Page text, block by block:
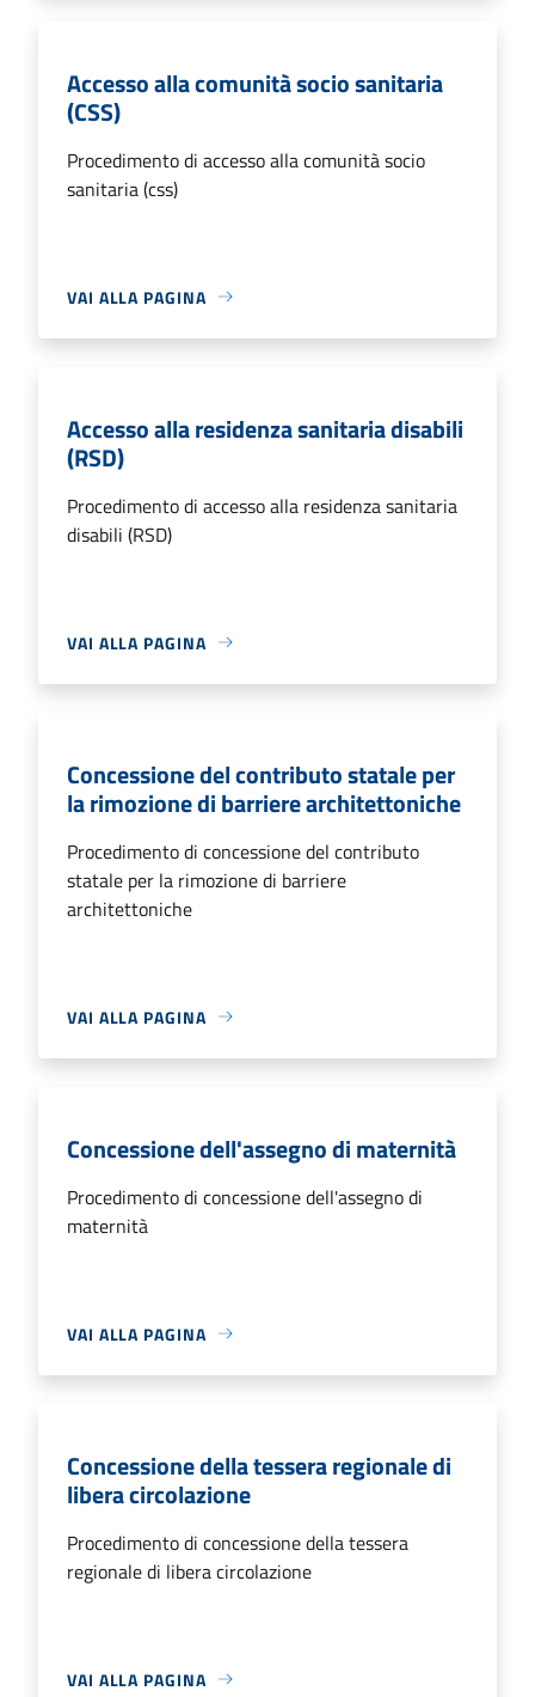
Accesso alla comunità socio sanitaria
(CSS)
Procedimento di accesso alla comunità socio
sanitaria (css)
VAI ALLA PAGINA
Accesso alla residenza sanitaria disabili
(RSD)
Procedimento di accesso alla residenza sanitaria
disabili (RSD)
VAI ALLA PAGINA
Concessione del contributo statale per
la rimozione di barriere architettoniche
Procedimento di concessione del contributo
statale per la rimozione di barriere
architettoniche
VAI ALLA PAGINA
Concessione dell'assegno di maternità
Procedimento di concessione dell'assegno di
maternità
VAI ALLA PAGINA
Concessione della tessera regionale di
libera circolazione
Procedimento di concessione della tessera
regionale di libera circolazione
VAI ALLA PAGINA